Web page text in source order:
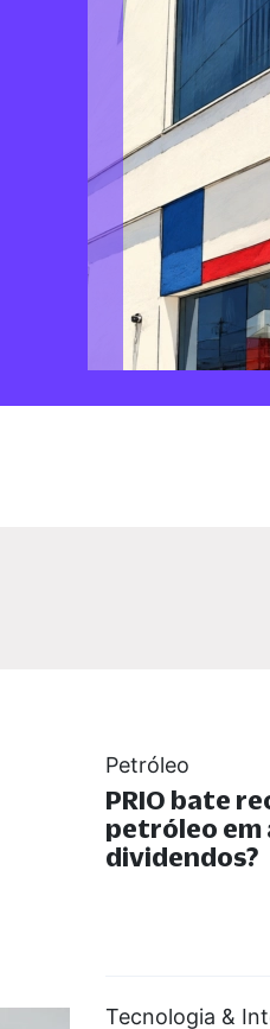
Petróleo
PRIO bate
petróleo em
dividendos?
Tecnologia &